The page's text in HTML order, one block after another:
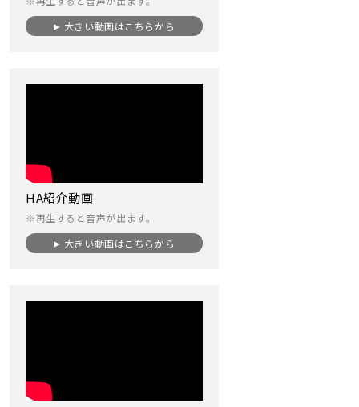
大きい動画はこちらから
HA紹介動画
※再生すると音声が出ます。
大きい動画はこちらから